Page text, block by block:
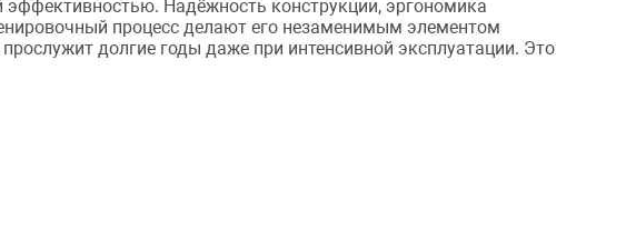
Надёжность конструкции, эргономика
процесс делают его незаменимым элементом
долгие годы даже при интенсивной эксплуатации. Это